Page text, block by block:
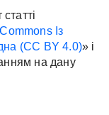
Із
(CC BY 4.0)» і
на дану